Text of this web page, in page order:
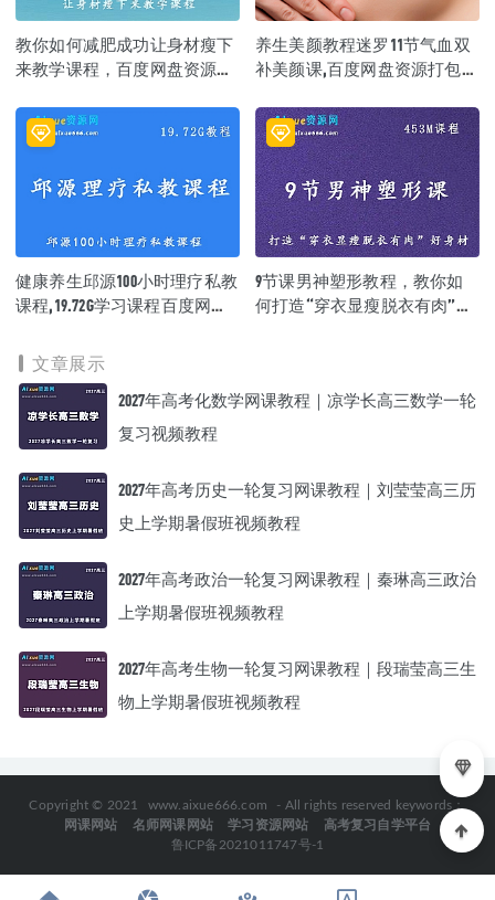
教你如何减肥成功让身材瘦下
来教学课程，百度网盘资源打
养生美颜教程迷罗11节气血双
补美颜课,百度网盘资源打包下
健康养生邱源100小时理疗私教
课程,19.72G学习课程百度网盘
9节课男神塑形教程，教你如
何打造“穿衣显瘦脱衣有肉”好
文章展示
2027年高考化数学网课教程｜凉学长高三数学一轮
复习视频教程
2027年高考历史一轮复习网课教程｜刘莹莹高三历
史上学期暑假班视频教程
2027年高考政治一轮复习网课教程｜秦琳高三政治
上学期暑假班视频教程
2027年高考生物一轮复习网课教程｜段瑞莹高三生
物上学期暑假班视频教程
Copyright © 2021 www.aixue666.com
- All rights reserved keywords：
网课网站
名师网课网站 学习资源网站
高考复习自学平台
鲁ICP备2021011747号-1